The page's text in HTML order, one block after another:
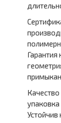
упаковка